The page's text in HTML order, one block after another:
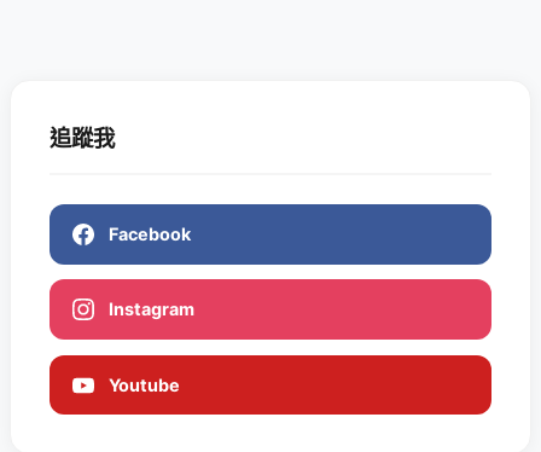
追蹤我
Facebook
Instagram
Youtube